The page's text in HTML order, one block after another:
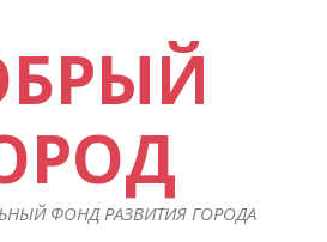
ФОНД РАЗВИТИЯ ГОРОДА